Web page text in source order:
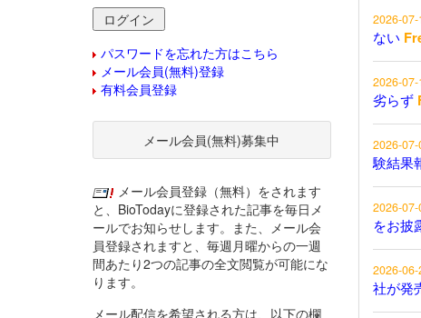
2026-07-
ない
2026-07-
劣らず
2026-07-
験結果
2026-07-
をお披
2026-06-
社が発
パスワードを忘れた方はこちら
メール会員(無料)登録
有料会員登録
メール会員(無料)募集中
メール会員登録（無料）をされます
と、BioTodayに登録された記事を毎日メ
ールでお知らせします。また、メール会
員登録されますと、毎週月曜からの一週
間あたり2つの記事の全文閲覧が可能にな
ります。
メール配信を希望される方は、以下の欄